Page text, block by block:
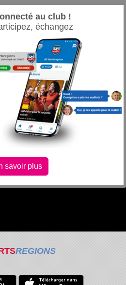
au club !
échangez
savoir plus
REGIONS